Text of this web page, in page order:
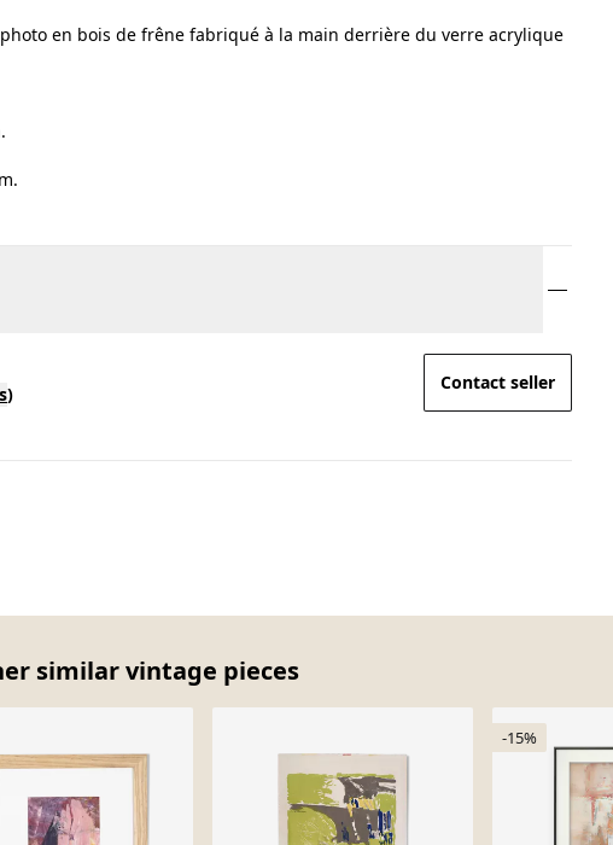
en bois de frêne fabriqué à la main derrière du verre acrylique
)
Contact seller
similar vintage pieces
-15%